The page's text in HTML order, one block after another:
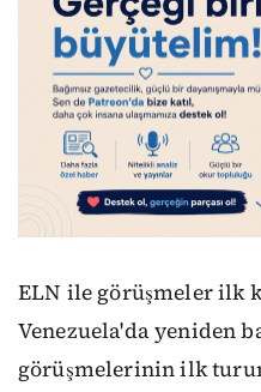
ELN ile görüşmeler ilk
Venezuela'da yeniden
görüşmelerinin ilk